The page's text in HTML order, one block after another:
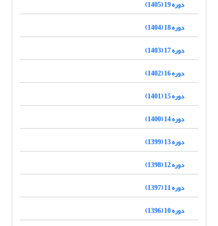
دوره 19 (1405)
دوره 18 (1404)
دوره 17 (1403)
دوره 16 (1402)
دوره 15 (1401)
دوره 14 (1400)
دوره 13 (1399)
دوره 12 (1398)
دوره 11 (1397)
دوره 10 (1396)